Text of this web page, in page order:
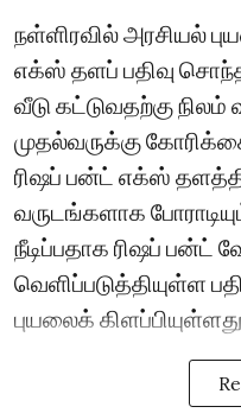
நள்ளிரவில் அரசியல்
எக்ஸ் தளப் பதிவு
வீடு கட்டுவதற்கு நிலம்
முதல்வருக்கு
ரிஷப் பன்ட் எக்ஸ்
வருடங்களாக
நீடிப்பதாக ரிஷப்
வெளிப்படுத்தியுள்ள
புயலைக் கிளப்பியுள்ளது...